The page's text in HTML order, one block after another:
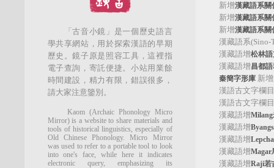
「古音小鏡」是一個歷史語言
學共享網站，用於探索漢語的早期
歷史。鏡子原是照容工具，這裡指
電子查詢，寄託便捷。小站用業餘
時間建設，精力有限，錯誤很多，
請大家注意鑒別。
Kaom (Archaic Phonology Micro
Mirror) is a website to share materials and
tools of historical linguistics, especially of
Old Chinese Phonology. Micro Mirror
was used to refer to a portable tool to look
into one's face, while here it indicates
electronic query, emphasizing its
新增漢藏語系關
新增漢藏語系關
新增漢藏語系關
漢藏語系(Sino-
漢藏語增松林語
漢藏語增昌都語
秦簡字形庫新增
漢語古文字欄
漢語古文字欄
漢藏語增Milang
漢藏語增
漢藏語增
漢藏語增Magar
漢藏語增Raji若